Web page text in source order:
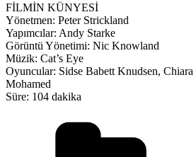
FİLMİN KÜNYESİ
Yönetmen: Peter Strickland
Yapımcılar: Andy Starke
Görüntü Yönetimi: Nic Knowland
Müzik: Cat’s Eye
Oyuncular: Sidse Babett Knudsen, Chiara
Mohamed
Süre: 104 dakika